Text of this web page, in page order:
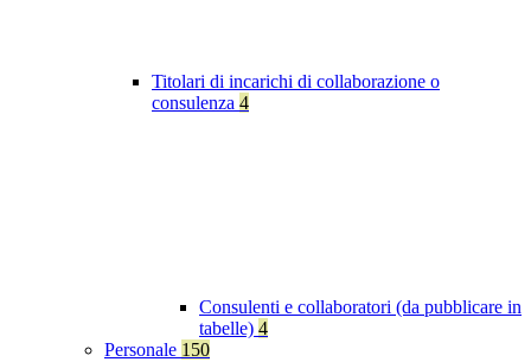
Titolari di incarichi di collaborazione o
consulenza 4
Consulenti e collaboratori (da pubblicare in
tabelle) 4
Personale 150